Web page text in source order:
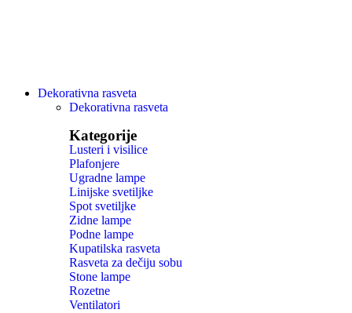
Dekorativna rasveta
Dekorativna rasveta
Kategorije
Lusteri i visilice
Plafonjere
Ugradne lampe
Linijske svetiljke
Spot svetiljke
Zidne lampe
Podne lampe
Kupatilska rasveta
Rasveta za dečiju sobu
Stone lampe
Rozetne
Ventilatori